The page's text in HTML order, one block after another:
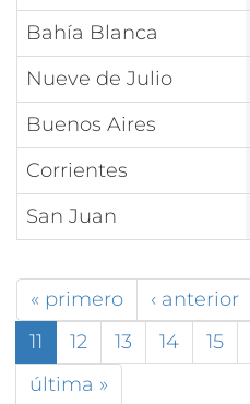
Bahía Blanca
Nueve de Julio
Buenos Aires
Corrientes
San Juan
« primero ‹ anterior
11
12 13 14 15
última »